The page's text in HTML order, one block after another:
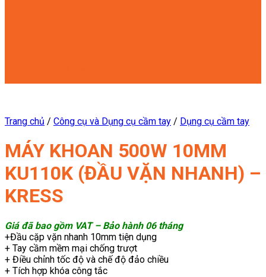
Trang chủ / Công cụ và Dụng cụ cầm tay / Dụng cụ cầm tay
MÁY KHOAN 500W 10MM
KU110K (ĐẦU VẶN NHANH) –
KRESS
Giá đã bao gồm VAT – Bảo hành 06 tháng
+Đầu cặp vặn nhanh 10mm tiện dụng
+ Tay cầm mềm mại chống trượt
+ Điều chỉnh tốc độ và chế độ đảo chiều
+ Tích hợp khóa công tắc